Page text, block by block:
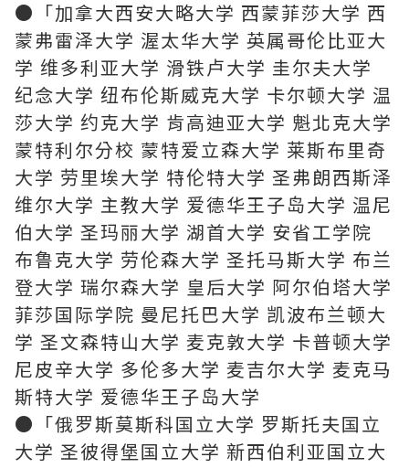
●「加拿大西安大略大学 西蒙菲莎大学 西
蒙弗雷泽大学 渥太华大学 英属哥伦比亚大
学 维多利亚大学 滑铁卢大学 圭尔夫大学
纪念大学 纽布伦斯威克大学 卡尔顿大学 温
莎大学 约克大学 肯高迪亚大学 魁北克大学
蒙特利尔分校 蒙特爱立森大学 莱斯布里奇
大学 劳里埃大学 特伦特大学 圣弗朗西斯泽
维尔大学 主教大学 爱德华王子岛大学 温尼
伯大学 圣玛丽大学 湖首大学 安省工学院
布鲁克大学 劳伦森大学 圣托马斯大学 布兰
登大学 瑞尔森大学 皇后大学 阿尔伯塔大学
菲莎国际学院 曼尼托巴大学 凯波布兰顿大
学 圣文森特山大学 麦克敦大学 卡普顿大学
尼皮辛大学 多伦多大学 麦吉尔大学 麦克马
斯特大学 爱德华王子岛大学
●「俄罗斯莫斯科国立大学 罗斯托夫国立
大学 圣彼得堡国立大学 新西伯利亚国立大